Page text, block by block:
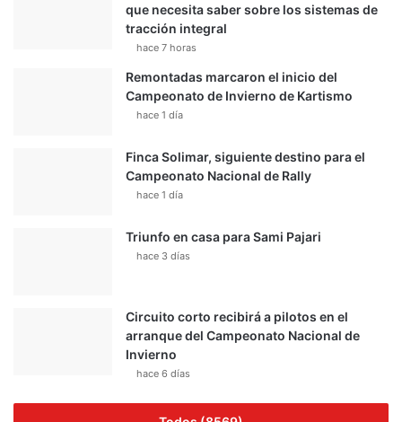
que necesita saber sobre los sistemas de
tracción integral
hace 7 horas
Remontadas marcaron el inicio del
Campeonato de Invierno de Kartismo
hace 1 día
Finca Solimar, siguiente destino para el
Campeonato Nacional de Rally
hace 1 día
Triunfo en casa para Sami Pajari
hace 3 días
Circuito corto recibirá a pilotos en el
arranque del Campeonato Nacional de
Invierno
hace 6 días